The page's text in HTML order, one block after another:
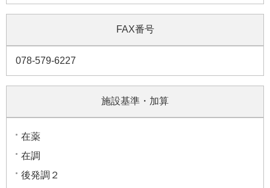
FAX番号
078-579-6227
施設基準・加算
在薬
在調
後発調２